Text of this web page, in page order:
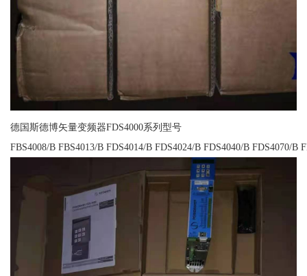
德国斯德博矢量变频器FDS4000系列型号
FBS4008/B FBS4013/B FDS4014/B FDS4024/B FDS4040/B FDS4070/B